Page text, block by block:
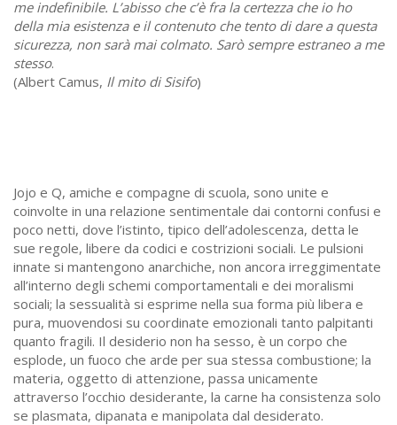
me indefinibile. L’abisso che c’è fra la certezza che io ho
della mia esistenza e il contenuto che tento di dare a questa
sicurezza, non sarà mai colmato. Sarò sempre estraneo a me
stesso.
(Albert Camus, Il mito di Sisifo)
Jojo e Q, amiche e compagne di scuola, sono unite e
coinvolte in una relazione sentimentale dai contorni confusi e
poco netti, dove l’istinto, tipico dell’adolescenza, detta le
sue regole, libere da codici e costrizioni sociali. Le pulsioni
innate si mantengono anarchiche, non ancora irreggimentate
all’interno degli schemi comportamentali e dei moralismi
sociali; la sessualità si esprime nella sua forma più libera e
pura, muovendosi su coordinate emozionali tanto palpitanti
quanto fragili. Il desiderio non ha sesso, è un corpo che
esplode, un fuoco che arde per sua stessa combustione; la
materia, oggetto di attenzione, passa unicamente
attraverso l’occhio desiderante, la carne ha consistenza solo
se plasmata, dipanata e manipolata dal desiderato.